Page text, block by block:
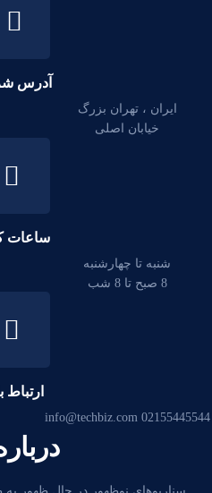
آدرس
ایران ، تهران بزرگ
خیابان اصلی
ساعات
شنبه تا چهارشنبه
8 صبح تا 8 شب
ارتباط
info@techbiz.com 02155445544